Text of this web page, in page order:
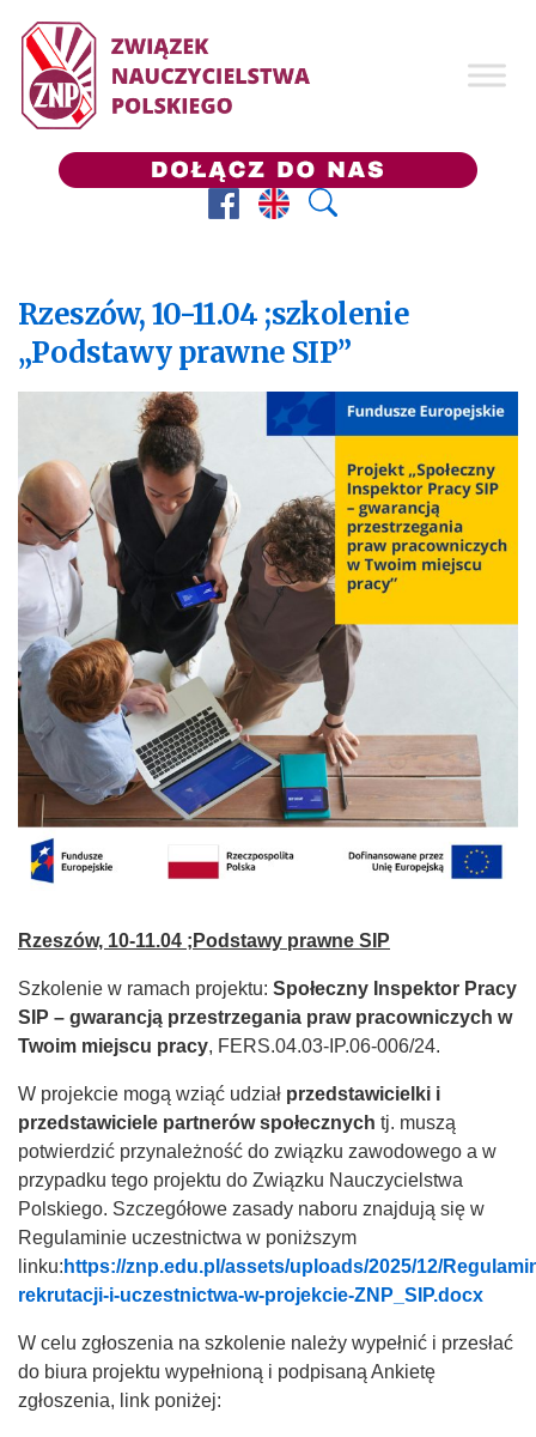
FacebookPrezes ZNP
Wyszukaj
Rzeszów, 10-11.04 ;szkolenie
„Podstawy prawne SIP”
Rzeszów, 10-11.04 ;Podstawy prawne SIP
Szkolenie w ramach projektu: Społeczny Inspektor Pracy
SIP – gwarancją przestrzegania praw pracowniczych w
Twoim miejscu pracy, FERS.04.03-IP.06-006/24.
W projekcie mogą wziąć udział przedstawicielki i
przedstawiciele partnerów społecznych tj. muszą
potwierdzić przynależność do związku zawodowego a w
przypadku tego projektu do Związku Nauczycielstwa
Polskiego. Szczegółowe zasady naboru znajdują się w
Regulaminie uczestnictwa w poniższym
linku: https://znp.edu.pl/assets/uploads/2025/12/
rekrutacji-i-uczestnictwa-w-projekcie-ZNP_SIP.docx
W celu zgłoszenia na szkolenie należy wypełnić i przesłać
do biura projektu wypełnioną i podpisaną Ankietę
zgłoszenia, link poniżej: